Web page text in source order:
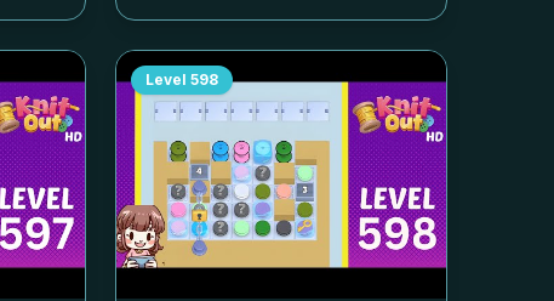
Level 598